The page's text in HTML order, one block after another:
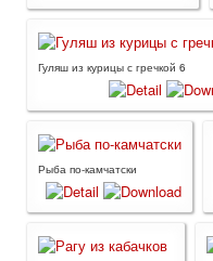
Гуляш из курицы с гречкой 6
Рыба по-камчатски